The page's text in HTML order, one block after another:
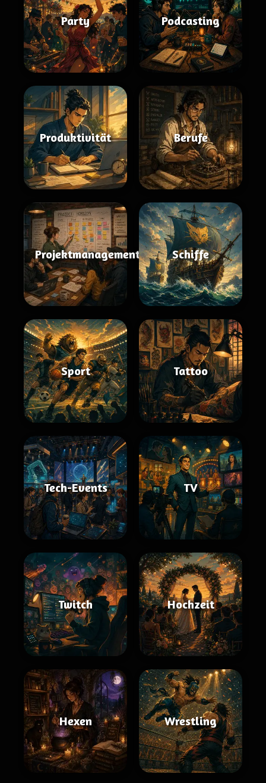
Party Podcasting
Produktivität Berufe
Projektmanagement Schiffe
Sport Tattoo
Tech-Events TV
Twitch Hochzeit
Hexen Wrestling